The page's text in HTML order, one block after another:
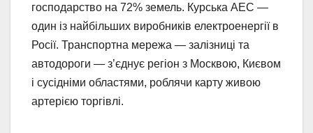
господарство на 72% земель. Курська АЕС —
один із найбільших виробників електроенергії в
Росії. Транспортна мережа — залізниці та
автодороги — з’єднує регіон з Москвою, Києвом
і сусідніми областями, роблячи карту живою
артерією торгівлі.